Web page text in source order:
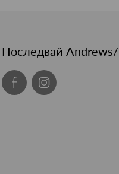
Последвай Andrews/